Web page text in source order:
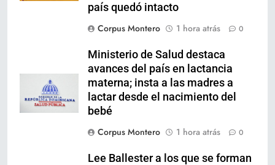
país quedó intacto
Corpus Montero
1 hora atrás 0
Ministerio de Salud destaca
avances del país en lactancia
materna; insta a las madres a
lactar desde el nacimiento del
bebé
Corpus Montero
1 hora atrás 0
Lee Ballester a los que se forman